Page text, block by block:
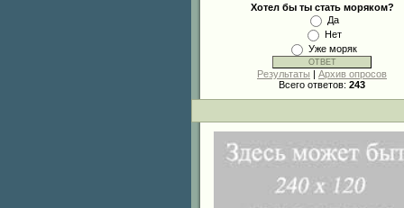
Хотел бы ты стать моряком?
Да
Нет
Уже моряк
Результаты | Архив опросов
Всего ответов: 243